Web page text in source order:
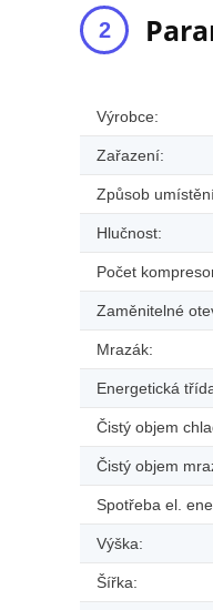
Výrobce:
Zařazení:
Způsob
Hlučnost:
Počet
Zaměnitelné
Mrazák:
Energetická
Čistý objem
Čistý objem
Spotřeba el.
Výška:
Šířka: